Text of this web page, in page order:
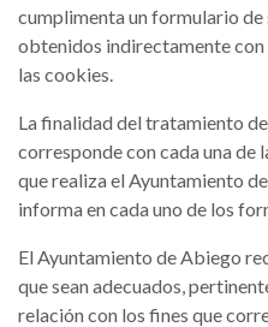
cumplimenta un formulario
obtenidos indirectamente
las cookies.
La finalidad del tratamiento
corresponde con cada una
que realiza el Ayuntamiento
informa en cada uno de los
El Ayuntamiento de Abiego
que sean adecuados,
relación con los fines que